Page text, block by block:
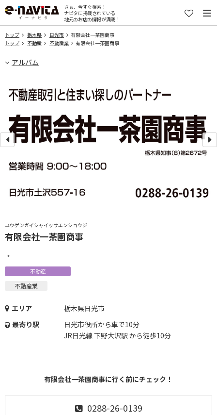
さぁ、今すぐ検索！
ナビタに掲載されている
地元のお店の情報が満載！
トップ 栃木県 日光市
有限会社一茶園商事
トップ
不動産 不動産業 有限会社一茶園商事
アルバム
ユウゲンガイシャイッサエンショウジ
有限会社一茶園商事
・
不動産
不動産業
エリア
栃木県日光市
最寄り駅
日光市役所から車で10分
JR日光線 下野大沢駅 から徒歩10分
有限会社一茶園商事に行く前にチェック！
0288-26-0139